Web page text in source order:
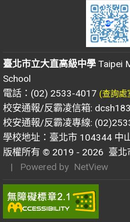
臺北市立大直高級中學 Taipei
School
電話：(02) 2533-4017 (查詢處
校安通報/反霸凌信箱:
校安通報/反霸凌專線:
學校地址：臺北市 104344 中
版權所有 © 2019 - 2026 臺北
| Powered by NetView